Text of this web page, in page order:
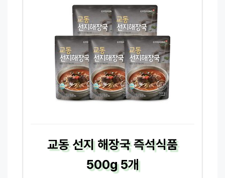
교동 선지 해장국 즉석식품
500g 5개